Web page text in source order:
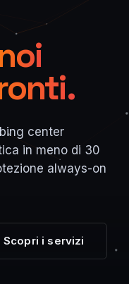
center
in meno di 30
always-on
Scopri i servizi